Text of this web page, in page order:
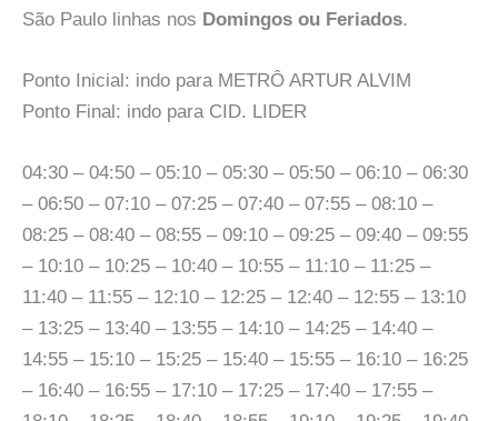
São Paulo linhas nos Domingos ou Feriados.
Ponto Inicial: indo para METRÔ ARTUR ALVIM
Ponto Final: indo para CID. LIDER
04:30 – 04:50 – 05:10 – 05:30 – 05:50 – 06:10 – 06:30
– 06:50 – 07:10 – 07:25 – 07:40 – 07:55 – 08:10 –
08:25 – 08:40 – 08:55 – 09:10 – 09:25 – 09:40 – 09:55
– 10:10 – 10:25 – 10:40 – 10:55 – 11:10 – 11:25 –
11:40 – 11:55 – 12:10 – 12:25 – 12:40 – 12:55 – 13:10
– 13:25 – 13:40 – 13:55 – 14:10 – 14:25 – 14:40 –
14:55 – 15:10 – 15:25 – 15:40 – 15:55 – 16:10 – 16:25
– 16:40 – 16:55 – 17:10 – 17:25 – 17:40 – 17:55 –